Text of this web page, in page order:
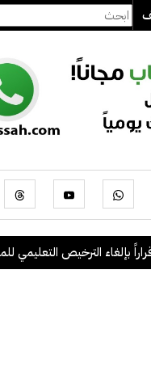
الترخيص التعليمي